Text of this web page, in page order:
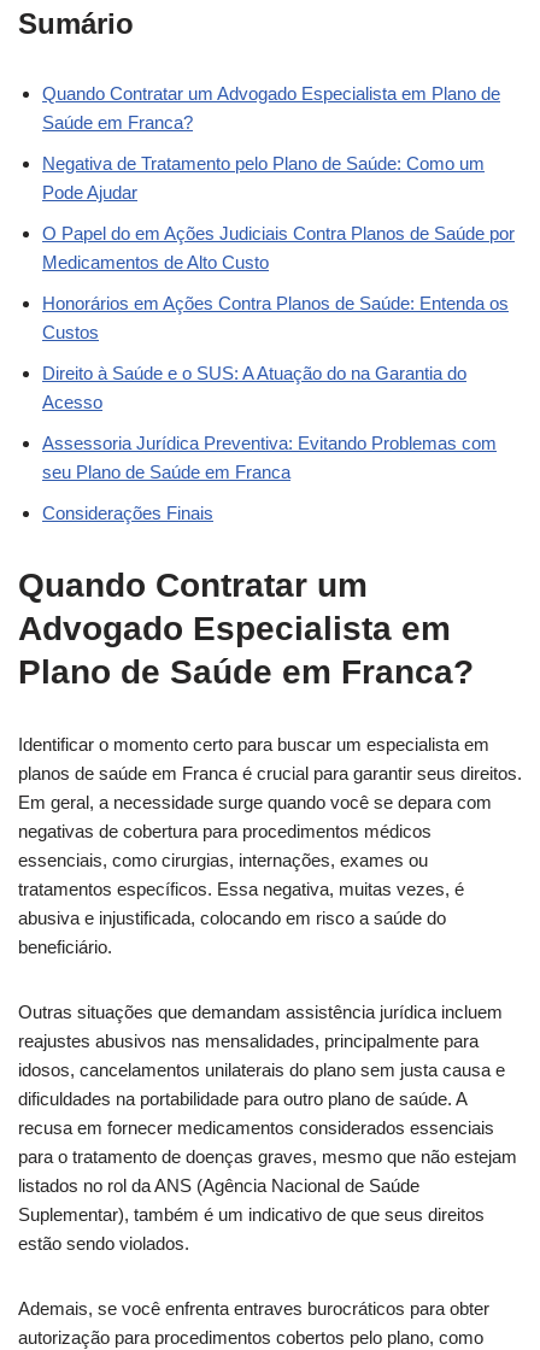
Sumário
Quando Contratar um Advogado Especialista em Plano de
Saúde em Franca?
Negativa de Tratamento pelo Plano de Saúde: Como um
Pode Ajudar
O Papel do em Ações Judiciais Contra Planos de Saúde por
Medicamentos de Alto Custo
Honorários em Ações Contra Planos de Saúde: Entenda os
Custos
Direito à Saúde e o SUS: A Atuação do na Garantia do
Acesso
Assessoria Jurídica Preventiva: Evitando Problemas com
seu Plano de Saúde em Franca
Considerações Finais
Quando Contratar um
Advogado Especialista em
Plano de Saúde em Franca?
Identificar o momento certo para buscar um especialista em
planos de saúde em Franca é crucial para garantir seus direitos.
Em geral, a necessidade surge quando você se depara com
negativas de cobertura para procedimentos médicos
essenciais, como cirurgias, internações, exames ou
tratamentos específicos. Essa negativa, muitas vezes, é
abusiva e injustificada, colocando em risco a saúde do
beneficiário.
Outras situações que demandam assistência jurídica incluem
reajustes abusivos nas mensalidades, principalmente para
idosos, cancelamentos unilaterais do plano sem justa causa e
dificuldades na portabilidade para outro plano de saúde. A
recusa em fornecer medicamentos considerados essenciais
para o tratamento de doenças graves, mesmo que não estejam
listados no rol da ANS (Agência Nacional de Saúde
Suplementar), também é um indicativo de que seus direitos
estão sendo violados.
Ademais, se você enfrenta entraves burocráticos para obter
autorização para procedimentos cobertos pelo plano, como